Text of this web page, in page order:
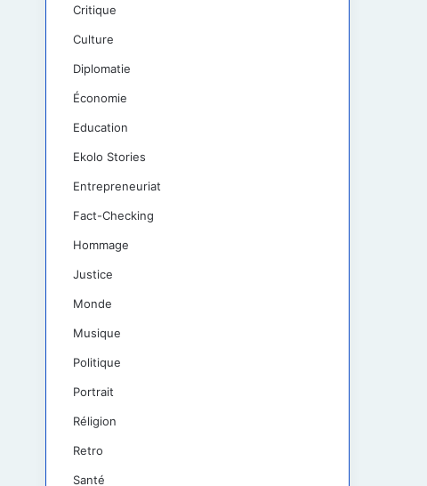
Critique
Culture
Diplomatie
Économie
Education
Ekolo Stories
Entrepreneuriat
Fact-Checking
Hommage
Justice
Monde
Musique
Politique
Portrait
Réligion
Retro
Santé